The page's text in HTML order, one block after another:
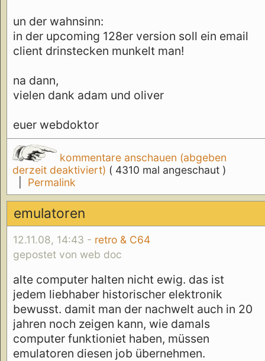
un der wahnsinn:
in der upcoming 128er version soll ein email
client drinstecken munkelt man!
na dann,
vielen dank adam und oliver
euer webdoktor
kommentare anschauen (abgeben
derzeit deaktiviert) ( 4310 mal angeschaut )
Permalink
emulatoren
12.11.08, 14:43 - retro & C64
gepostet von web doc
alte computer halten nicht ewig. das ist
jedem liebhaber historischer elektronik
bewusst. damit man der nachwelt auch in 20
jahren noch zeigen kann, wie damals
computer funktioniet haben, müssen
emulatoren diesen job übernehmen.